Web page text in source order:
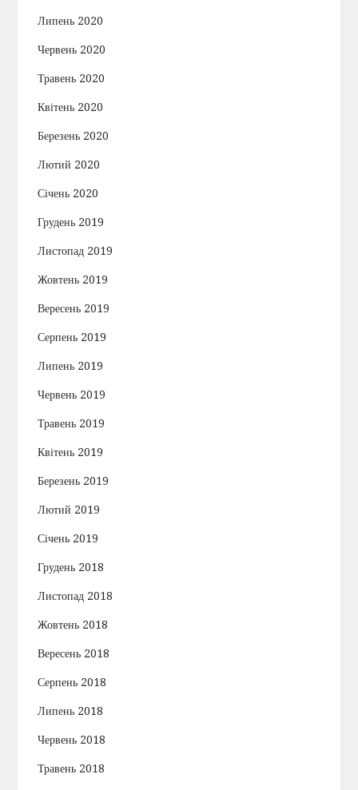
Липень 2020
Червень 2020
Травень 2020
Квітень 2020
Березень 2020
Лютий 2020
Січень 2020
Грудень 2019
Листопад 2019
Жовтень 2019
Вересень 2019
Серпень 2019
Липень 2019
Червень 2019
Травень 2019
Квітень 2019
Березень 2019
Лютий 2019
Січень 2019
Грудень 2018
Листопад 2018
Жовтень 2018
Вересень 2018
Серпень 2018
Липень 2018
Червень 2018
Травень 2018